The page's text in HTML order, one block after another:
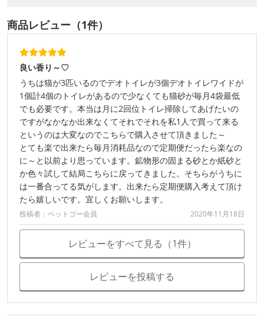
商品レビュー（1件）
良い香り～♡
うちは猫が3匹いるのでデオトイレが3個デオトイレワイドが
1個計4個のトイレがあるので少なくても猫砂が毎月4袋最低
でも必要です。本当は月に2回位トイレ掃除してあげたいの
ですがなかなか出来なくてそれでそれを私1人で買って来る
というのは大変なのでこちらで購入させて頂きました～
とても楽で出来たら毎月消耗品なので定期便だったら楽なの
に～と以前より思っています。鉱物形の固まる砂とか紙砂と
か色々試して結局こちらに戻ってきました。そちらがうちに
は一番合ってる気がします。出来たら定期便購入考えて頂け
たら嬉しいです。宜しくお願いします。
投稿者：ペットゴー会員 2020年11月18日
レビューをすべて見る（1件）
レビューを投稿する